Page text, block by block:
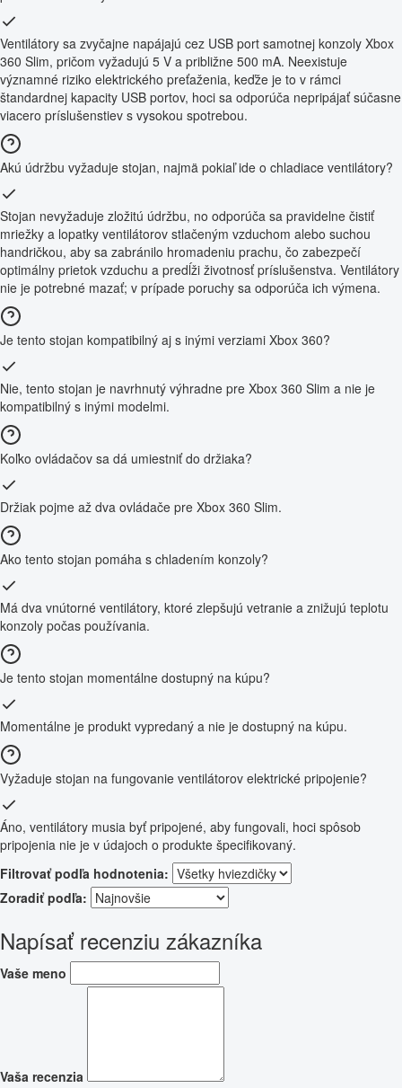
Ventilátory sa zvyčajne napájajú cez USB port samotnej konzoly Xbox
360 Slim, pričom vyžadujú 5 V a približne 500 mA. Neexistuje
významné riziko elektrického preťaženia, keďže je to v rámci
štandardnej kapacity USB portov, hoci sa odporúča nepripájať súčasne
viacero príslušenstiev s vysokou spotrebou.
Akú údržbu vyžaduje stojan, najmä pokiaľ ide o chladiace ventilátory?
Stojan nevyžaduje zložitú údržbu, no odporúča sa pravidelne čistiť
mriežky a lopatky ventilátorov stlačeným vzduchom alebo suchou
handričkou, aby sa zabránilo hromadeniu prachu, čo zabezpečí
optimálny prietok vzduchu a predĺži životnosť príslušenstva. Ventilátory
nie je potrebné mazať; v prípade poruchy sa odporúča ich výmena.
Je tento stojan kompatibilný aj s inými verziami Xbox 360?
Nie, tento stojan je navrhnutý výhradne pre Xbox 360 Slim a nie je
kompatibilný s inými modelmi.
Koľko ovládačov sa dá umiestniť do držiaka?
Držiak pojme až dva ovládače pre Xbox 360 Slim.
Ako tento stojan pomáha s chladením konzoly?
Má dva vnútorné ventilátory, ktoré zlepšujú vetranie a znižujú teplotu
konzoly počas používania.
Je tento stojan momentálne dostupný na kúpu?
Momentálne je produkt vypredaný a nie je dostupný na kúpu.
Vyžaduje stojan na fungovanie ventilátorov elektrické pripojenie?
Áno, ventilátory musia byť pripojené, aby fungovali, hoci spôsob
pripojenia nie je v údajoch o produkte špecifikovaný.
Filtrovať podľa hodnotenia:
Zoradiť podľa:
Napísať recenziu zákazníka
Vaše meno
Vaša recenzia